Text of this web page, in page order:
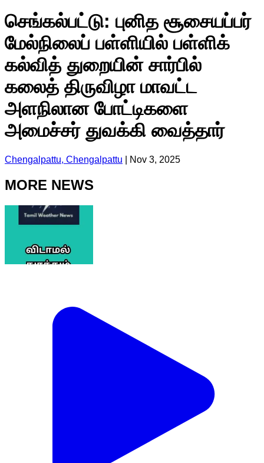
செங்கல்பட்டு: புனித சூசையப்பர்
மேல்நிலைப் பள்ளியில் பள்ளிக்
கல்வித் துறையின் சார்பில்
கலைத் திருவிழா மாவட்ட
அளநிலான போட்டிகளை
அமைச்சர் துவக்கி வைத்தார்
Chengalpattu, Chengalpattu Nov 3, 2025
MORE NEWS